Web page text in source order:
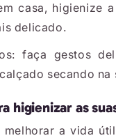
casa, higienize
delicado.
faça gestos
secando na
higienizar as
melhorar a vida